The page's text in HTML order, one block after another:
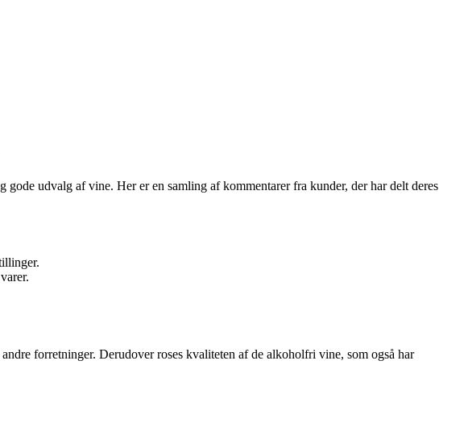
udvalg af vine. Her er en samling af kommentarer fra kunder, der har delt deres
forretninger. Derudover roses kvaliteten af de alkoholfri vine, som også har